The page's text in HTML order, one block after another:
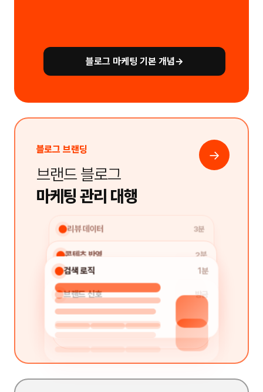
블로그 마케팅 기본 개념→
블로그 브랜딩
브랜드 블로그
마케팅 관리 대행
→
리뷰 데이터
브랜드 신호
검색 로직 1분
콘텐츠 반영 2분